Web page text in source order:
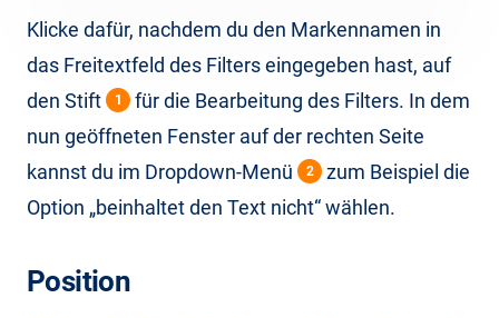
Klicke dafür, nachdem du den Markennamen in
das Freitextfeld des Filters eingegeben hast, auf
den Stift
1
für die Bearbeitung des Filters. In dem
nun geöffneten Fenster auf der rechten Seite
kannst du im Dropdown-Menü
2
zum Beispiel die
Option „beinhaltet den Text nicht“ wählen.
Position